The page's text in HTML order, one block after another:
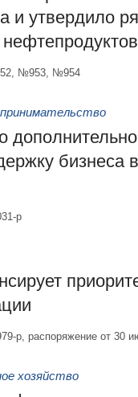
и утвердило
№953, №954
бизнеса
р
р, распоряжение от 30
хозяйство